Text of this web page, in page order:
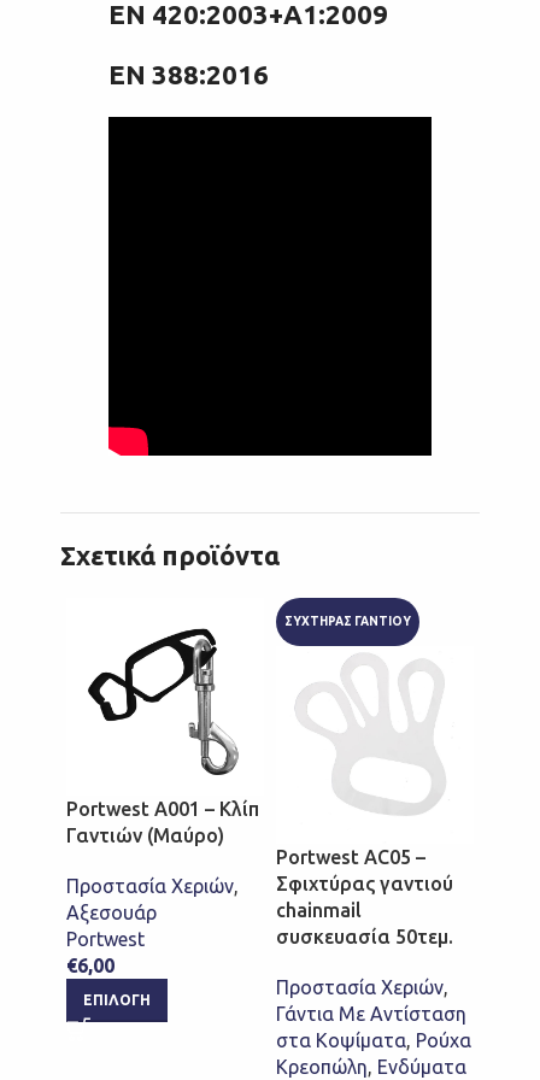
EN 420:2003+A1:2009
EN 388:2016
Σχετικά προϊόντα
Portwest A001 – Κλίπ
Γαντιών (Μαύρο)
Προστασία Χεριών,
Αξεσουάρ
Portwest
€6,00
ΕΠΙΛΟΓΉ
ΣΥΧΤΗΡΑΣ ΓΑΝΤΙΟΥ
Portwest AC05 –
Σφιχτύρας γαντιού
chainmail
συσκευασία 50τεμ.
Προστασία Χεριών,
Γάντια Με Αντίσταση
στα Κοψίματα, Ρούχα
Κρεοπώλη, Ενδύματα